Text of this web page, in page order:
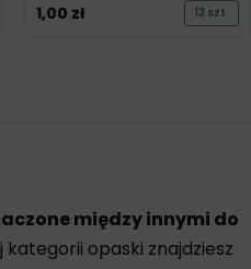
1,00 zł 13 szt.
między innymi do
opaski znajdziesz